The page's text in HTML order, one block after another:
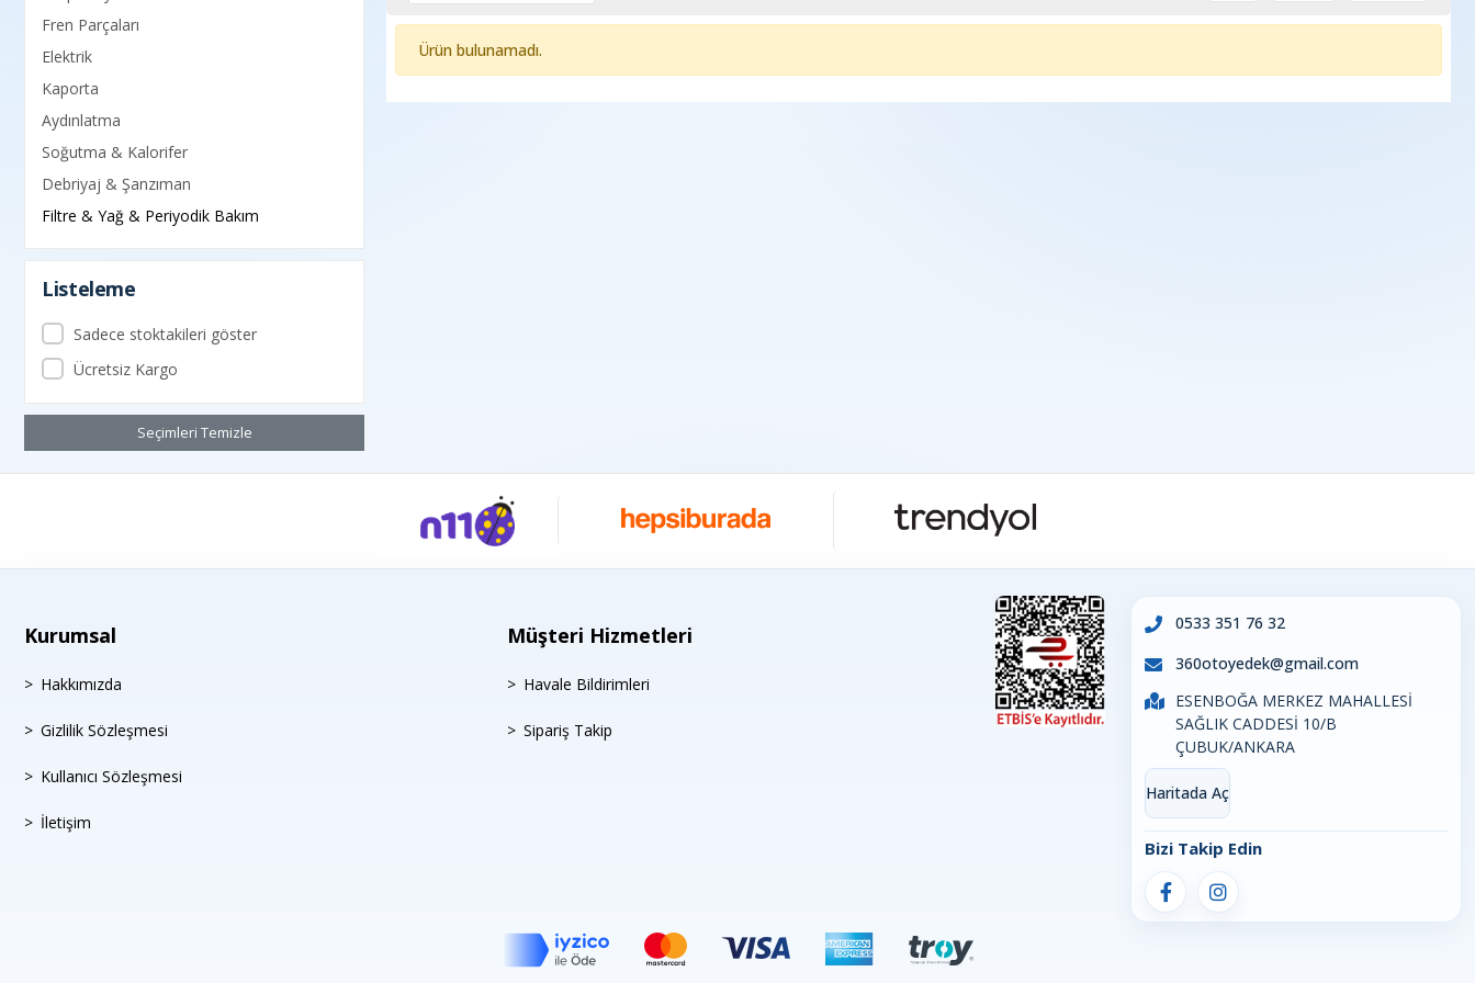
Fren Parçaları
Elektrik
Kaporta
Aydınlatma
Soğutma & Kalorifer
Debriyaj & Şanzıman
Filtre & Yağ & Periyodik Bakım
Listeleme
Sadece stoktakileri göster
Ücretsiz Kargo
Seçimleri Temizle
Ürün bulunamadı.
Kurumsal
Hakkımızda
Gizlilik Sözleşmesi
Kullanıcı Sözleşmesi
İletişim
Müşteri Hizmetleri
Havale Bildirimleri
Sipariş Takip
0533 351 76 32
360otoyedek@gmail.com
ESENBOĞA MERKEZ MAHALLESİ
SAĞLIK CADDESİ 10/B
ÇUBUK/ANKARA
Haritada Aç
Bizi Takip Edin